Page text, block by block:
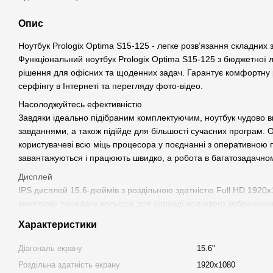
Опис
Ноутбук Prologix Optima S15-125 - легке розв’язання складних
Функціональний ноутбук Prologix Optima S15-125 з бюджетної
рішення для офісних та щоденних задач. Гарантує комфортну
серфінгу в Інтернеті та перегляду фото-вiдео.
Насолоджуйтесь ефективністю
Завдяки ідеально підібраним комплектуючим, ноутбук чудово
завданнями, а також підійде для більшості сучасних
користувачеві всю міць процесора у поєднанні з
завантажуються і працюють швидко, а робота в
Дисплей
IPS дисплей 15.6-дюймів з роздільною здатністю Full HD
виняткову передачу кольорів для справді яскравого зображення.
19.9 мм, вага 1.77 кг.
Потужна батарея, більше годин роботи
Батарея ємністю 55 Вт (11.4 В) на 4825 мАг забезпечує
Характеристики
Діагональ екрану
15.6"
Роздільна здатність екрану
1920x1080